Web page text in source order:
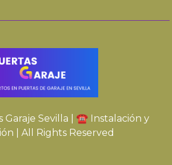
Garaje Sevilla | ☎️ Instalación y
| All Rights Reserved